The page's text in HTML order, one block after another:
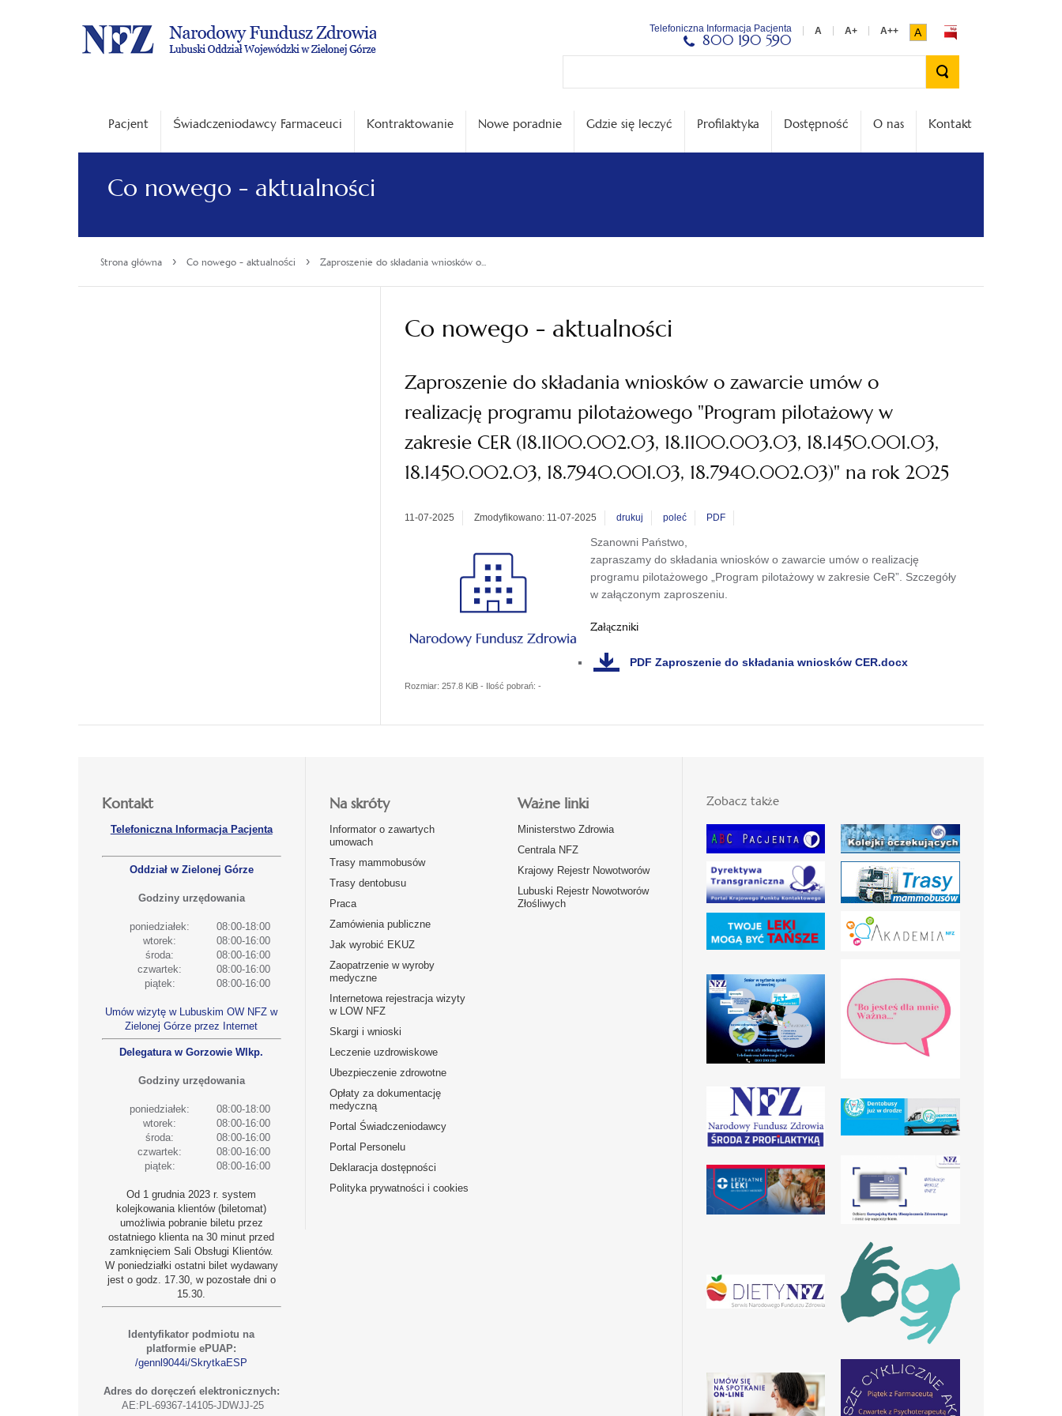
Telefoniczna Informacja Pacjenta
800 190 590 A
Pacjent Świadczeniodawcy Farmaceuci Kontraktowanie Nowe poradnie Gdzie się leczyć Profilaktyka Dostępność O nas Kontakt
Co nowego - aktualności
Strona główna › Co nowego - aktualności › Zaproszenie do składania wniosków o...
Co nowego - aktualności
Zaproszenie do składania wniosków o zawarcie umów o
realizację programu pilotażowego "Program pilotażowy w
zakresie CER (18.1100.002.03, 18.1100.003.03, 18.1450.001.03,
18.1450.002.03, 18.7940.001.03, 18.7940.002.03)" na rok 2025
11-07-2025 Zmodyfikowano: 11-07-2025 drukuj poleć PDF
Szanowni Państwo,
zapraszamy do składania wniosków o zawarcie umów o realizację
programu pilotażowego „Program pilotażowy w zakresie CeR”. Szczegóły
w załączonym zaproszeniu.
Załączniki
PDF Zaproszenie do składania wniosków CER.docx
Rozmiar: 257.8 KiB - Ilość pobrań: -
Kontakt
Telefoniczna Informacja Pacjenta
Oddział w Zielonej Górze
Godziny urzędowania
poniedziałek:
08:00-18:00
wtorek:
08:00-16:00
środa:
08:00-16:00
czwartek:
08:00-16:00
piątek:
08:00-16:00
Umów wizytę w Lubuskim OW NFZ w
Zielonej Górze przez Internet
Delegatura w Gorzowie Wlkp.
Godziny urzędowania
poniedziałek:
08:00-18:00
wtorek:
08:00-16:00
środa:
08:00-16:00
czwartek:
08:00-16:00
piątek:
08:00-16:00
Od 1 grudnia 2023 r. system
kolejkowania klientów (biletomat)
umożliwia pobranie biletu przez
ostatniego klienta na 30 minut przed
zamknięciem Sali Obsługi Klientów.
W poniedziałki ostatni bilet wydawany
jest o godz. 17.30, w pozostałe dni o
15.30.
Identyfikator podmiotu na
platformie ePUAP:
/gennl9044i/SkrytkaESP
Adres do doręczeń elektronicznych:
AE:PL-69367-14105-JDWJJ-25
Na skróty
Informator o zawartych
umowach
Trasy mammobusów
Trasy dentobusu
Praca
Zamówienia publiczne
Jak wyrobić EKUZ
Zaopatrzenie w wyroby
medyczne
Internetowa rejestracja wizyty
w LOW NFZ
Skargi i wnioski
Leczenie uzdrowiskowe
Ubezpieczenie zdrowotne
Opłaty za dokumentację
medyczną
Portal Świadczeniodawcy
Portal Personelu
Deklaracja dostępności
Polityka prywatności i cookies
Ważne linki
Ministerstwo Zdrowia
Centrala NFZ
Krajowy Rejestr Nowotworów
Lubuski Rejestr Nowotworów
Złośliwych
Zobacz także